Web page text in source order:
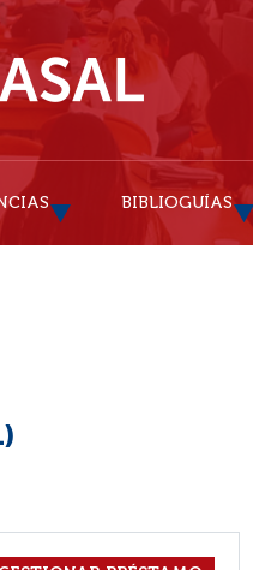
BIBLIOGUÍAS
)